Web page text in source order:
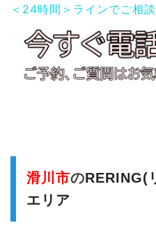
＜24時間＞ラインでご相談
滑川市のRERING(
エリア